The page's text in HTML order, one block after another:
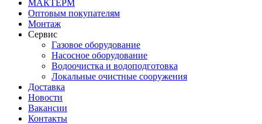
МАКТЕРМ
Оптовым покупателям
Монтаж
Сервис
Газовое оборудование
Насосное оборудование
Водоочистка и водоподготовка
Локальные очистные сооружения
Доставка
Новости
Вакансии
Контакты